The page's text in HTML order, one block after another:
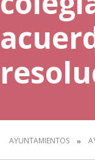
AYUNTAMIENTOS